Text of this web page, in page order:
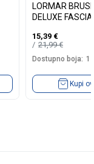
LORMAR
DELUXE FASCIA
15,39 €
21,99€
Dostupno boja: 1
Kupi